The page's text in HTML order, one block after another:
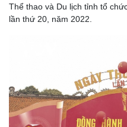
Thể thao và Du lịch tỉnh tổ
lần thứ 20, năm 2022.